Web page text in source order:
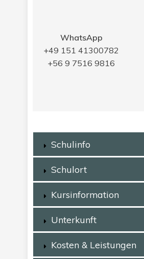
WhatsApp
+49 151 41300782
+56 9 7516 9816
Schulinfo
Schulort
Kursinformation
Unterkunft
Kosten & Leistungen